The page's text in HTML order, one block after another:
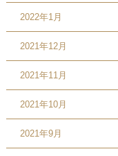
2022年1月
2021年12月
2021年11月
2021年10月
2021年9月